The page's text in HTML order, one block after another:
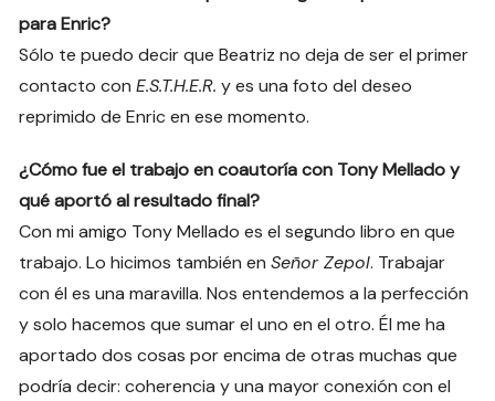
para Enric?
Sólo te puedo decir que Beatriz no deja de ser el primer
contacto conE.S.T.H.E.R. y es una foto del deseo
reprimido de Enric en ese momento.
¿Cómo fue el trabajo en coautoría con Tony Mellado y
qué aportó al resultado final?
Con mi amigo Tony Mellado es el segundo libro en que
trabajo. Lo hicimos también enSeñor Zepol. Trabajar
con él es una maravilla. Nos entendemos a la perfección
y solo hacemos que sumar el uno en el otro. Él me ha
aportado dos cosas por encima de otras muchas que
podría decir: coherencia y una mayor conexión con el